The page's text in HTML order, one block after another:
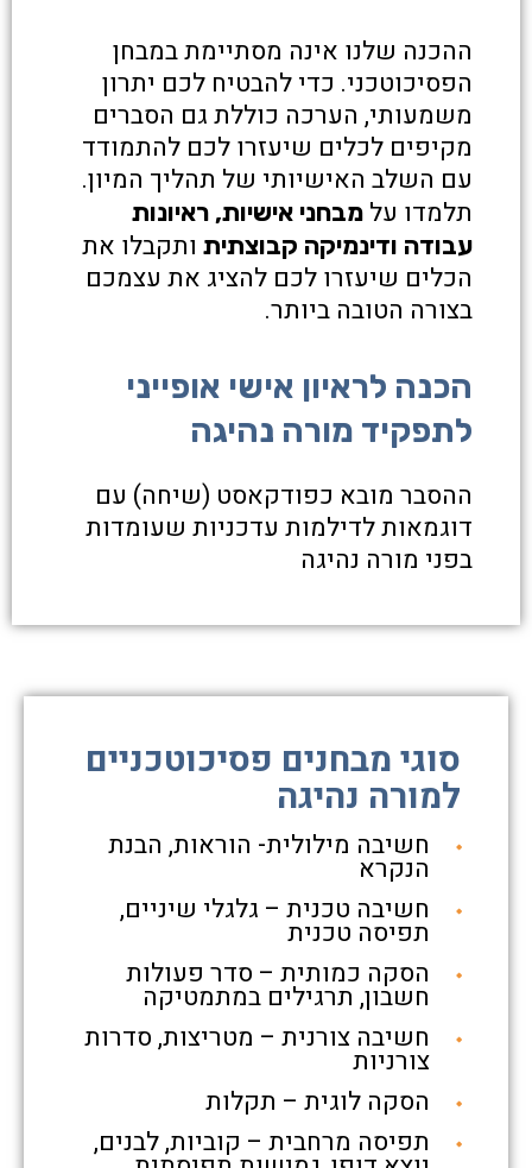
ההכנה שלנו אינה מסתיימת במבחן
הפסיכוטכני. כדי להבטיח לכם יתרון
משמעותי, הערכה כוללת גם הסברים
מקיפים לכלים שיעזרו לכם להתמודד
עם השלב האישיותי של תהליך המיון.
תלמדו על מבחני אישיות, ראיונות
עבודה ודינמיקה קבוצתית ותקבלו את
הכלים שיעזרו לכם להציג את עצמכם
בצורה הטובה ביותר.
הכנה לראיון אישי אופייני
לתפקיד מורה נהיגה
ההסבר מובא כפודקאסט (שיחה) עם
דוגמאות לדילמות עדכניות שעומדות
בפני מורה נהיגה
סוגי מבחנים פסיכוטכניים
למורה נהיגה
חשיבה מילולית- הוראות, הבנת
הנקרא
חשיבה טכנית – גלגלי שיניים,
תפיסה טכנית
הסקה כמותית – סדר פעולות
חשבון, תרגילים במתמטיקה
חשיבה צורנית – מטריצות, סדרות
צורניות
הסקה לוגית – תקלות
תפיסה מרחבית – קוביות, לבנים,